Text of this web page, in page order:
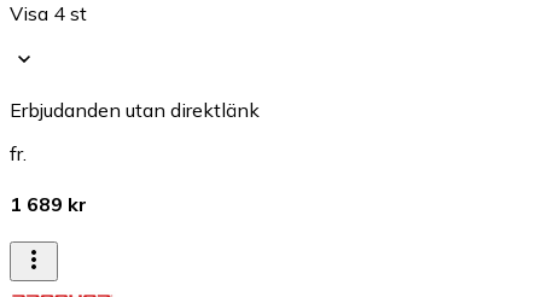
Visa 4 st
Erbjudanden utan direktlänk
fr.
1 689 kr